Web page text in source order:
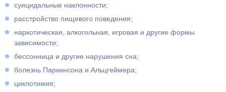
суицидальные наклонности;
расстройство пищевого поведения;
наркотическая, алкогольная, игровая и другие формы
зависимости;
бессонница и другие нарушения сна;
болезнь Паркинсона и Альцгеймера;
циклотимия;